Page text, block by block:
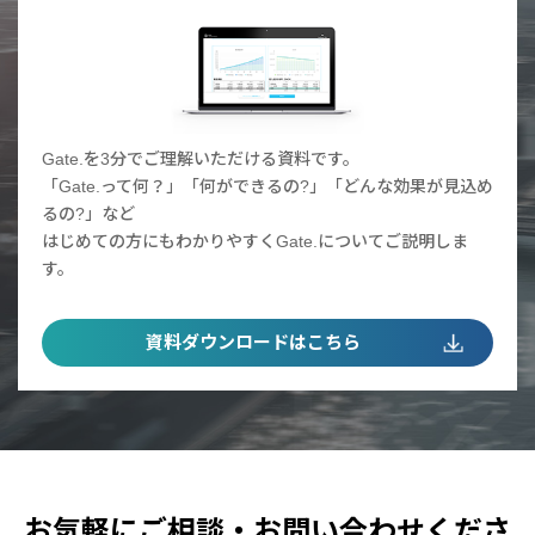
Gate.を3分でご理解いただける資料です。
「Gate.って何？」「何ができるの?」「どんな効果が見込め
るの?」など
はじめての方にもわかりやすくGate.についてご説明しま
す。
資料ダウンロードはこちら